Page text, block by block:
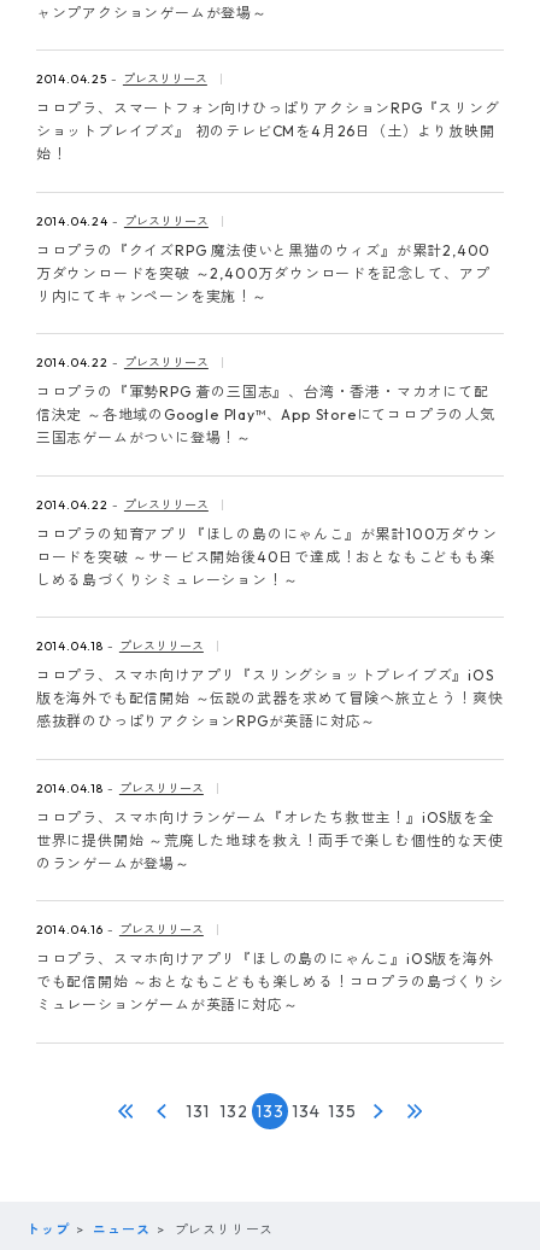
ャンプアクションゲームが登場～
2014.04.25 プレスリリース
コロプラ、スマートフォン向けひっぱりアクションRPG『スリング
ショットブレイブズ』 初のテレビCMを4月26日（土）より放映開
始！
2014.04.24 プレスリリース
コロプラの『クイズRPG 魔法使いと黒猫のウィズ』が累計2,400
万ダウンロードを突破 ～2,400万ダウンロードを記念して、アプ
リ内にてキャンペーンを実施！～
2014.04.22 プレスリリース
コロプラの『軍勢RPG 蒼の三国志』、台湾・香港・マカオにて配
信決定 ～各地域のGoogle Play™、App Storeにてコロプラの人気
三国志ゲームがついに登場！～
2014.04.22 プレスリリース
コロプラの知育アプリ『ほしの島のにゃんこ』が累計100万ダウン
ロードを突破 ～サービス開始後40日で達成！おとなもこどもも楽
しめる島づくりシミュレーション！～
2014.04.18 プレスリリース
コロプラ、スマホ向けアプリ『スリングショットブレイブズ』iOS
版を海外でも配信開始 ～伝説の武器を求めて冒険へ旅立とう！爽快
感抜群のひっぱりアクションRPGが英語に対応～
2014.04.18 プレスリリース
コロプラ、スマホ向けランゲーム『オレたち救世主！』iOS版を全
世界に提供開始 ～荒廃した地球を救え！両手で楽しむ個性的な天使
のランゲームが登場～
2014.04.16 プレスリリース
コロプラ、スマホ向けアプリ『ほしの島のにゃんこ』iOS版を海外
でも配信開始 ～おとなもこどもも楽しめる！コロプラの島づくりシ
ミュレーションゲームが英語に対応～
131 132 133 134 135
トップ ニュース プレスリリース